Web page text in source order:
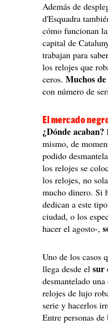
Además de
d'Esquadra
cómo funcionan
capital de
trabajan para
los relojes que
ceros.Muchos
con número de
El mercado
¿Dónde acaban?
mismo, de
podido
los relojes se
los relojes, no
mucho dinero. Si
dedican a este
ciudad, o los
hacer el agosto-,
Uno de los casos
llega desde elsur
desmantelado
relojes de lujo
serie y hacerlos
Entre personas